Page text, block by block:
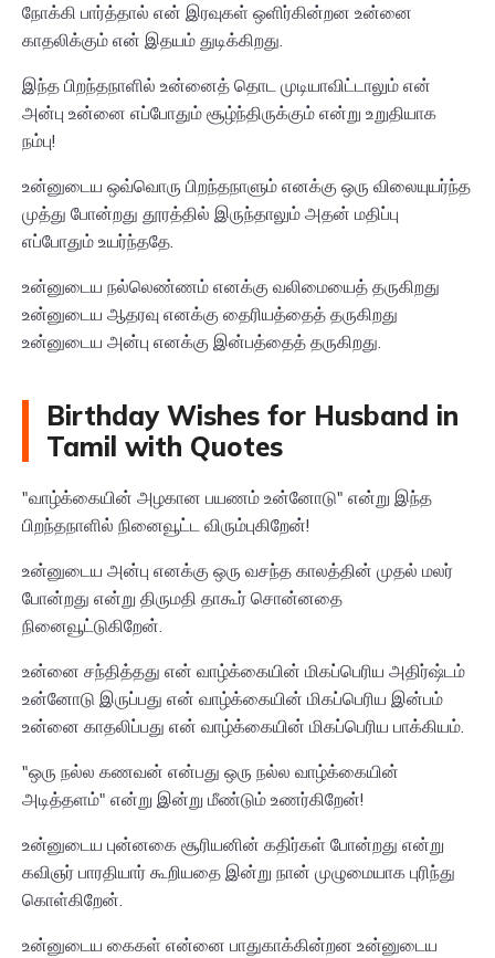
நோக்கி பார்த்தால் என் இரவுகள் ஒளிர்கின்றன உன்னை
காதலிக்கும் என் இதயம் துடிக்கிறது.
இந்த பிறந்தநாளில் உன்னைத் தொட முடியாவிட்டாலும் என்
அன்பு உன்னை எப்போதும் சூழ்ந்திருக்கும் என்று உறுதியாக
நம்பு!
உன்னுடைய ஒவ்வொரு பிறந்தநாளும் எனக்கு ஒரு விலையுயர்ந்த
முத்து போன்றது தூரத்தில் இருந்தாலும் அதன் மதிப்பு
எப்போதும் உயர்ந்ததே.
உன்னுடைய நல்லெண்ணம் எனக்கு வலிமையைத் தருகிறது
உன்னுடைய ஆதரவு எனக்கு தைரியத்தைத் தருகிறது
உன்னுடைய அன்பு எனக்கு இன்பத்தைத் தருகிறது.
Birthday Wishes for Husband in
Tamil with Quotes
"வாழ்க்கையின் அழகான பயணம் உன்னோடு" என்று இந்த
பிறந்தநாளில் நினைவூட்ட விரும்புகிறேன்!
உன்னுடைய அன்பு எனக்கு ஒரு வசந்த காலத்தின் முதல் மலர்
போன்றது என்று திருமதி தாகூர் சொன்னதை
நினைவூட்டுகிறேன்.
உன்னை சந்தித்தது என் வாழ்க்கையின் மிகப்பெரிய அதிர்ஷ்டம்
உன்னோடு இருப்பது என் வாழ்க்கையின் மிகப்பெரிய இன்பம்
உன்னை காதலிப்பது என் வாழ்க்கையின் மிகப்பெரிய பாக்கியம்.
"ஒரு நல்ல கணவன் என்பது ஒரு நல்ல வாழ்க்கையின்
அடித்தளம்" என்று இன்று மீண்டும் உணர்கிறேன்!
உன்னுடைய புன்னகை சூரியனின் கதிர்கள் போன்றது என்று
கவிஞர் பாரதியார் கூறியதை இன்று நான் முழுமையாக புரிந்து
கொள்கிறேன்.
உன்னுடைய கைகள் என்னை பாதுகாக்கின்றன உன்னுடைய